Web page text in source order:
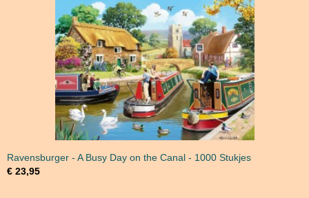
Ravensburger - A Busy Day on the Canal - 1000 Stukjes
€ 23,95